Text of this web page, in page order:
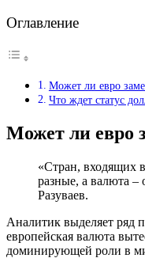
Оглавление
Может ли евро
Что ждет статус
Может ли евро
«Стран, входящих
разные, а валюта –
Разуваев.
Аналитик выделяет ряд
европейская валюта
доминирующей роли в